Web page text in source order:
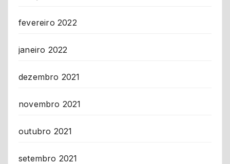
fevereiro 2022
janeiro 2022
dezembro 2021
novembro 2021
outubro 2021
setembro 2021